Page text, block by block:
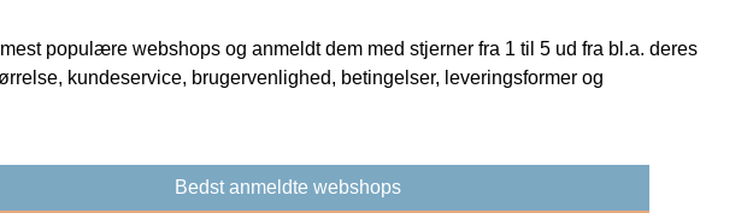
populære webshops og anmeldt dem med stjerner fra 1 til 5 ud fra bl.a. deres
kundeservice, brugervenlighed, betingelser, leveringsformer og
Bedst anmeldte webshops